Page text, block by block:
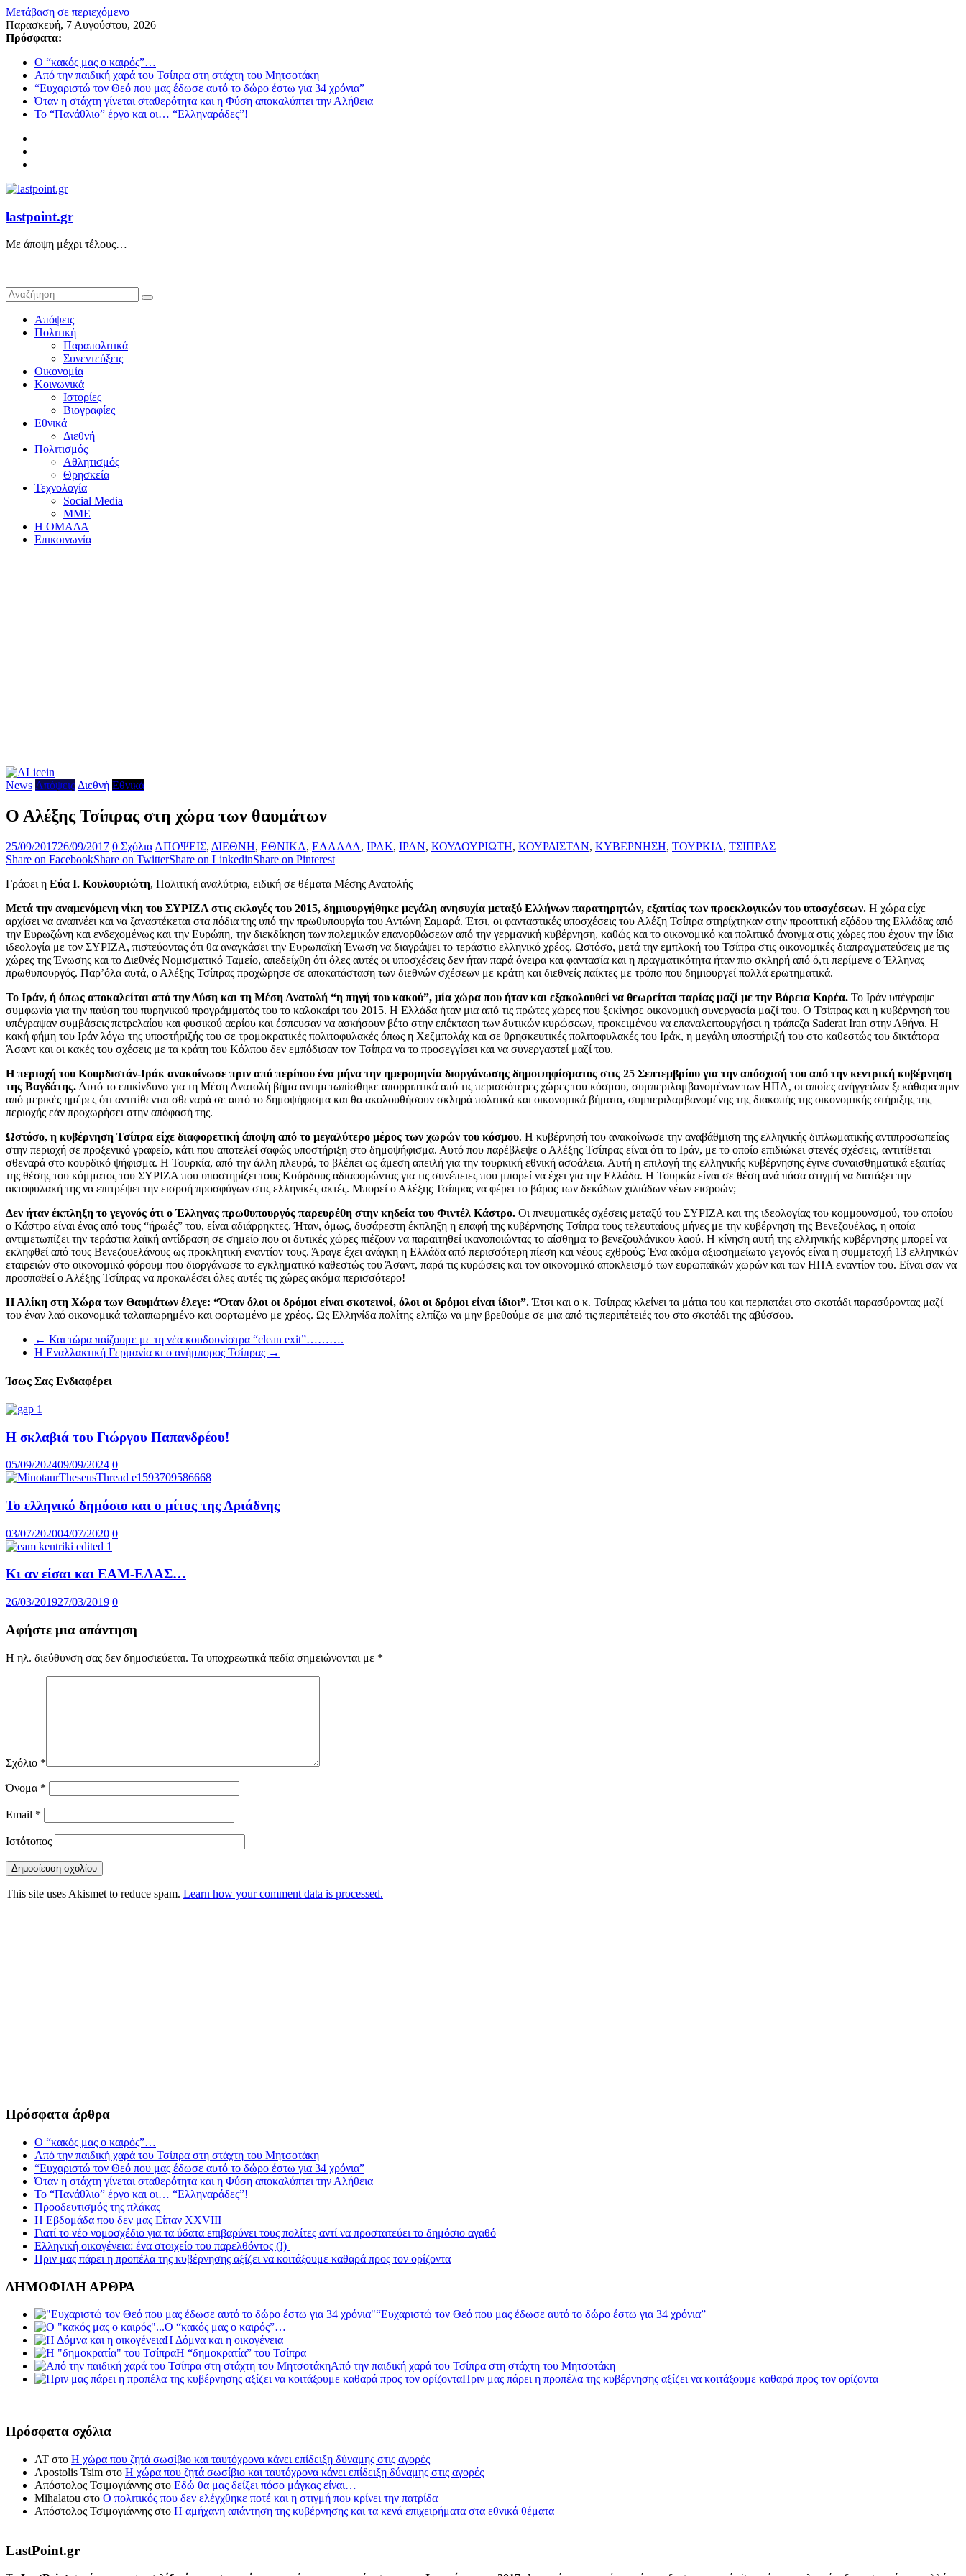
Μετάβαση σε περιεχόμενο
Παρασκευή, 7 Αυγούστου, 2026
Πρόσφατα:
Ο “κακός μας ο καιρός”…
Από την παιδική χαρά του Τσίπρα στη στάχτη του Μητσοτάκη
“Ευχαριστώ τον Θεό που μας έδωσε αυτό το δώρο έστω για 34 χρόνια”
Όταν η στάχτη γίνεται σταθερότητα και η Φύση αποκαλύπτει την Αλήθεια
Το “Πανάθλιο” έργο και οι… “Ελληναράδες”!
lastpoint.gr
Με άποψη μέχρι τέλους…
Απόψεις
Πολιτική
Παραπολιτικά
Συνεντεύξεις
Οικονομία
Κοινωνικά
Ιστορίες
Βιογραφίες
Εθνικά
Διεθνή
Πολιτισμός
Αθλητισμός
Θρησκεία
Τεχνολογία
Social Media
ΜΜΕ
Η ΟΜΑΔΑ
Επικοινωνία
News Απόψεις Διεθνή Εθνικά
Ο Αλέξης Τσίπρας στη χώρα των θαυμάτων
25/09/201726/09/2017 0 Σχόλια ΑΠΟΨΕΙΣ, ΔΙΕΘΝΗ, ΕΘΝΙΚΑ, ΕΛΛΑΔΑ, ΙΡΑΚ, ΙΡΑΝ, ΚΟΥΛΟΥΡΙΩΤΗ, ΚΟΥΡΔΙΣΤΑΝ, ΚΥΒΕΡΝΗΣΗ, ΤΟΥΡΚΙΑ, ΤΣΙΠΡΑΣ
Share on FacebookShare on TwitterShare on LinkedinShare on Pinterest
Γράφει η Εύα Ι. Κουλουριώτη, Πολιτική αναλύτρια, ειδική σε θέματα Μέσης Ανατολής
Μετά την αναμενόμενη νίκη του ΣΥΡΙΖΑ στις εκλογές του 2015, δημιουργήθηκε μεγάλη ανησυχία μεταξύ Ελλήνων παρατηρητών, εξαιτίας των προεκλογικών του υποσχέσεων. Η χώρα είχε
αρχίσει να αναπνέει και να ξαναστέκεται στα πόδια της υπό την πρωθυπουργία του Αντώνη Σαμαρά. Έτσι, οι φανταστικές υποσχέσεις του Αλέξη Τσίπρα στηρίχτηκαν στην προοπτική εξόδου της Ελλάδας από
την Ευρωζώνη και ενδεχομένως και την Ευρώπη, την διεκδίκηση των πολεμικών επανορθώσεων από την γερμανική κυβέρνηση, καθώς και το οικονομικό και πολιτικό άνοιγμα στις χώρες που έχουν την ίδια
ιδεολογία με τον ΣΥΡΙΖΑ, πιστεύοντας ότι θα αναγκάσει την Ευρωπαϊκή Ένωση να διαγράψει το τεράστιο ελληνικό χρέος. Ωστόσο, μετά την εμπλοκή του Τσίπρα στις οικονομικές διαπραγματεύσεις με τις
χώρες της Ένωσης και το Διεθνές Νομισματικό Ταμείο, απεδείχθη ότι όλες αυτές οι υποσχέσεις δεν ήταν παρά όνειρα και φαντασία και η πραγματικότητα ήταν πιο σκληρή από ό,τι περίμενε ο Έλληνας
πρωθυπουργός. Παρ’όλα αυτά, ο Αλέξης Τσίπρας προχώρησε σε αποκατάσταση των διεθνών σχέσεων με κράτη και διεθνείς παίκτες με τρόπο που δημιουργεί πολλά ερωτηματικά.
Το Ιράν, ή όπως αποκαλείται από την Δύση και τη Μέση Ανατολή “η πηγή του κακού”, μία χώρα που ήταν και εξακολουθεί να θεωρείται παρίας μαζί με την Βόρεια Κορέα. Το Ιράν υπέγραψε
συμφωνία για την παύση του πυρηνικού προγράμματός του το καλοκαίρι του 2015. Η Ελλάδα ήταν μια από τις πρώτες χώρες που ξεκίνησε οικονομική συνεργασία μαζί του. Ο Τσίπρας και η κυβέρνησή του
υπέγραψαν συμβάσεις πετρελαίου και φυσικού αερίου και έσπευσαν να ασκήσουν βέτο στην επέκταση των δυτικών κυρώσεων, προκειμένου να επαναλειτουργήσει η τράπεζα Saderat Iran στην Αθήνα. H
κακή φήμη του Ιράν λόγω της υποστήριξής του σε τρομοκρατικές πολιτοφυλακές όπως η Χεζμπολάχ και σε θρησκευτικές πολιτοφυλακές του Ιράκ, η μεγάλη υποστήριξή του στο καθεστώς του δικτάτορα
Άσαντ και οι κακές του σχέσεις με τα κράτη του Κόλπου δεν εμπόδισαν τον Τσίπρα να το προσεγγίσει και να συνεργαστεί μαζί του.
Η περιοχή του Κουρδιστάν-Ιράκ ανακοίνωσε πριν από περίπου ένα μήνα την ημερομηνία διοργάνωσης δημοψηφίσματος στις 25 Σεπτεμβρίου για την απόσχισή του από την κεντρική κυβέρνηση
της Βαγδάτης. Αυτό το επικίνδυνο για τη Μέση Ανατολή βήμα αντιμετωπίσθηκε απορριπτικά από τις περισσότερες χώρες του κόσμου, συμπεριλαμβανομένων των ΗΠΑ, οι οποίες ανήγγειλαν ξεκάθαρα πριν
από μερικές ημέρες ότι αντιτίθενται σθεναρά σε αυτό το δημοψήφισμα και θα ακολουθήσουν σκληρά πολιτικά και οικονομικά βήματα, συμπεριλαμβανομένης της διακοπής της οικονομικής στήριξης της
περιοχής εάν προχωρήσει στην απόφασή της.
Ωστόσο, η κυβέρνηση Τσίπρα είχε διαφορετική άποψη από το μεγαλύτερο μέρος των χωρών του κόσμου. Η κυβέρνησή του ανακοίνωσε την αναβάθμιση της ελληνικής διπλωματικής αντιπροσωπείας
στην περιοχή σε προξενικό γραφείο, κάτι που αποτελεί σαφώς υποστήριξη στο δημοψήφισμα. Αυτό που παρέβλεψε ο Αλέξης Τσίπρας είναι ότι το Ιράν, με το οποίο επιδιώκει στενές σχέσεις, αντιτίθεται
σθεναρά στο κουρδικό ψήφισμα. Η Τουρκία, από την άλλη πλευρά, το βλέπει ως άμεση απειλή για την τουρκική εθνική ασφάλεια. Αυτή η επιλογή της ελληνικής κυβέρνησης έγινε συναισθηματικά εξαιτίας
της θέσης του κόμματος του ΣΥΡΙΖΑ που υποστηρίζει τους Κούρδους αδιαφορώντας για τις συνέπειες που μπορεί να έχει για την Ελλάδα. Η Τουρκία είναι σε θέση ανά πάσα στιγμή να διατάξει την
ακτοφυλακή της να επιτρέψει την εισροή προσφύγων στις ελληνικές ακτές. Μπορεί ο Αλέξης Τσίπρας να φέρει το βάρος των δεκάδων χιλιάδων νέων εισροών;
Δεν ήταν έκπληξη το γεγονός ότι ο Έλληνας πρωθυπουργός παρευρέθη στην κηδεία του Φιντέλ Κάστρο. Οι πνευματικές σχέσεις μεταξύ του ΣΥΡΙΖΑ και της ιδεολογίας του κομμουνσμού, του οποίου
ο Κάστρο είναι ένας από τους “ήρωές” του, είναι αδιάρρηκτες. Ήταν, όμως, δυσάρεστη έκπληξη η επαφή της κυβέρνησης Τσίπρα τους τελευταίους μήνες με την κυβέρνηση της Βενεζουέλας, η οποία
αντιμετωπίζει την τεράστια λαϊκή αντίδραση σε σημείο που οι δυτικές χώρες πιέζουν να παραιτηθεί ικανοποιώντας το αίσθημα το βενεζουλάνικου λαού. Η κίνηση αυτή της ελληνικής κυβέρνησης μπορεί να
εκληφθεί από τους Βενεζουελάνους ως προκλητική εναντίον τους. Άραγε έχει ανάγκη η Ελλάδα από περισσότερη πίεση και νέους εχθρούς; Ένα ακόμα αξιοσημείωτο γεγονός είναι η συμμετοχή 13 ελληνικών
εταιρειών στο οικονομικό φόρουμ που διοργάνωσε το εγκληματικό καθεστώς του Άσαντ, παρά τις κυρώσεις και τον οικονομικό αποκλεισμό των ευρωπαϊκών χωρών και των ΗΠΑ εναντίον του. Είναι σαν να
προσπαθεί ο Αλέξης Τσίπρας να προκαλέσει όλες αυτές τις χώρες ακόμα περισσότερο!
Η Αλίκη στη Χώρα των Θαυμάτων έλεγε: “Όταν όλοι οι δρόμοι είναι σκοτεινοί, όλοι οι δρόμοι είναι ίδιοι”.Έτσι και ο κ. Τσίπρας κλείνει τα μάτια του και περπατάει στο σκοτάδι παρασύροντας μαζί
του έναν λαό οικονομικά ταλαιπωρημένο και φορτωμένο με χρέος. Ως Ελληνίδα πολίτης ελπίζω να μην βρεθούμε σε μια από τις περιπέτειές του στο σκοτάδι της αβύσσου.
← Και τώρα παίζουμε με τη νέα κουδουνίστρα “clean exit”……….
Η Εναλλακτική Γερμανία κι ο ανήμπορος Τσίπρας →
Ίσως Σας Ενδιαφέρει
Η σκλαβιά του Γιώργου Παπανδρέου!
05/09/202409/09/2024 0
Το ελληνικό δημόσιο και ο μίτος της Αριάδνης
03/07/202004/07/2020 0
Κι αν είσαι και ΕΑΜ-ΕΛΑΣ…
26/03/201927/03/2019 0
Αφήστε μια απάντηση
Η ηλ. διεύθυνση σας δεν δημοσιεύεται. Τα υποχρεωτικά πεδία σημειώνονται με *
Σχόλιο *
Όνομα *
Email *
Ιστότοπος
This site uses Akismet to reduce spam. Learn how your comment data is processed.
Πρόσφατα άρθρα
Ο “κακός μας ο καιρός”…
Από την παιδική χαρά του Τσίπρα στη στάχτη του Μητσοτάκη
“Ευχαριστώ τον Θεό που μας έδωσε αυτό το δώρο έστω για 34 χρόνια”
Όταν η στάχτη γίνεται σταθερότητα και η Φύση αποκαλύπτει την Αλήθεια
Το “Πανάθλιο” έργο και οι… “Ελληναράδες”!
Προοδευτισμός της πλάκας
Η Εβδομάδα που δεν μας Είπαν XXVIII
Γιατί το νέο νομοσχέδιο για τα ύδατα επιβαρύνει τους πολίτες αντί να προστατεύει το δημόσιο αγαθό
Ελληνική οικογένεια: ένα στοιχείο του παρελθόντος (!)
Πριν μας πάρει η προπέλα της κυβέρνησης αξίζει να κοιτάξουμε καθαρά προς τον ορίζοντα
ΔΗΜΟΦΙΛΗ ΑΡΘΡΑ
“Ευχαριστώ τον Θεό που μας έδωσε αυτό το δώρο έστω για 34 χρόνια”
Ο “κακός μας ο καιρός”…
Η Δόμνα και η οικογένεια
Η “δημοκρατία” του Τσίπρα
Από την παιδική χαρά του Τσίπρα στη στάχτη του Μητσοτάκη
Πριν μας πάρει η προπέλα της κυβέρνησης αξίζει να κοιτάξουμε καθαρά προς τον ορίζοντα
Πρόσφατα σχόλια
ΑΤ στο Η χώρα που ζητά σωσίβιο και ταυτόχρονα κάνει επίδειξη δύναμης στις αγορές
Apostolis Tsim στο Η χώρα που ζητά σωσίβιο και ταυτόχρονα κάνει επίδειξη δύναμης στις αγορές
Απόστολος Τσιμογιάννης στο Εδώ θα μας δείξει πόσο μάγκας είναι…
Mihalatou στο Ο πολιτικός που δεν ελέγχθηκε ποτέ και η στιγμή που κρίνει την πατρίδα
Απόστολος Τσιμογιάννης στο Η αμήχανη απάντηση της κυβέρνησης και τα κενά επιχειρήματα στα εθνικά θέματα
LastPoint.gr